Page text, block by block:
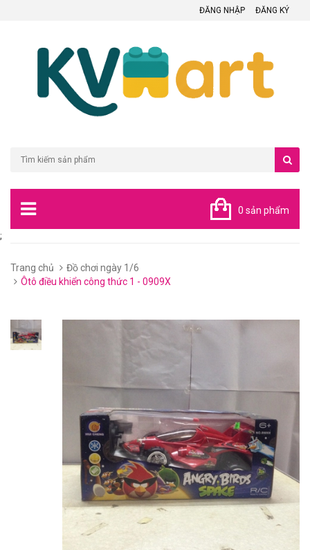
ĐĂNG NHẬP ĐĂNG KÝ
0 sản phẩm
;
Trang chủ
Đồ chơi ngày 1/6
Ôtô điều khiển công thức 1 - 0909X